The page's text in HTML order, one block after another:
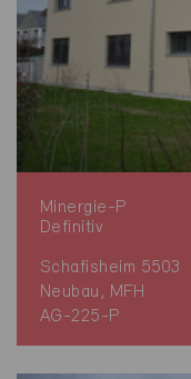
Minergie-P
Definitiv
Schafisheim 5503
Neubau, MFH
AG-225-P